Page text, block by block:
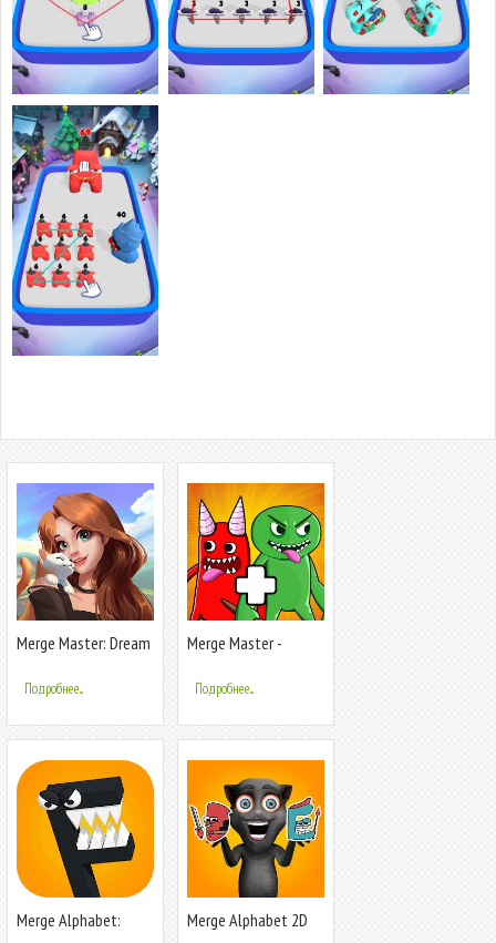
Merge Master: Dream
Подробнее...
Merge Master -
Подробнее...
Merge Alphabet:
Merge Alphabet 2D